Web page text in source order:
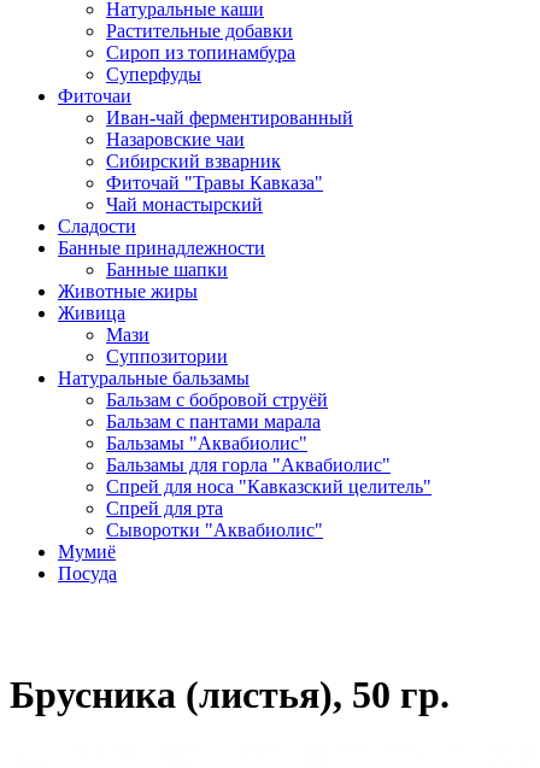
Натуральные каши
Растительные добавки
Сироп из топинамбура
Суперфуды
Фиточаи
Иван-чай ферментированный
Назаровские чаи
Сибирский взварник
Фиточай "Травы Кавказа"
Чай монастырский
Сладости
Банные принадлежности
Банные шапки
Животные жиры
Живица
Мази
Суппозитории
Натуральные бальзамы
Бальзам с бобровой струёй
Бальзам с пантами марала
Бальзамы "Аквабиолис"
Бальзамы для горла "Аквабиолис"
Спрей для носа "Кавказский целитель"
Спрей для рта
Сыворотки "Аквабиолис"
Мумиё
Посуда
Брусника (листья), 50 гр.